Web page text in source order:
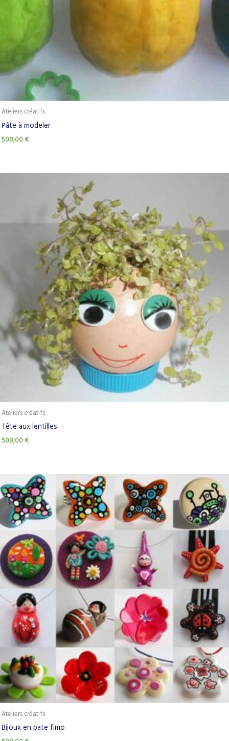
Ateliers créatifs
Pâte à modeler
500,00€
Ateliers créatifs
Tête aux lentilles
500,00€
Ateliers créatifs
Bijoux en pate fimo